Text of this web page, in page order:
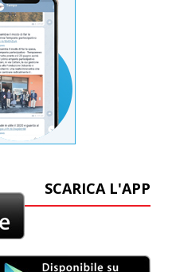
SCARICA L'APP